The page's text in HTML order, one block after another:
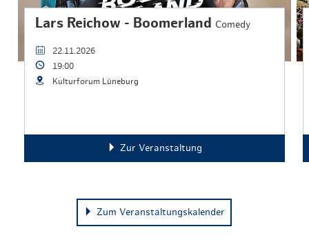
Lars Reichow - Boomerland Comedy
22.11.2026
19:00
Kulturforum Lüneburg
Zur Veranstaltung
Zum Veranstaltungskalender